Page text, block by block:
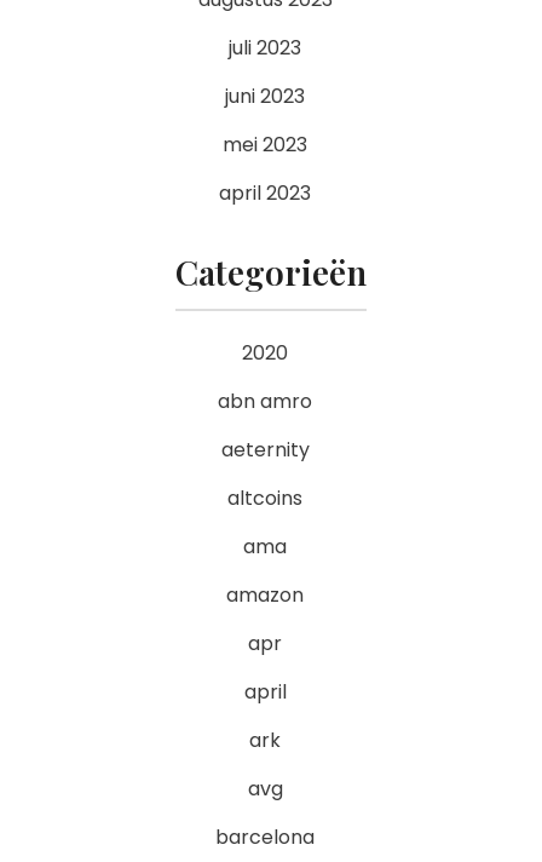
juli 2023
juni 2023
mei 2023
april 2023
Categorieën
2020
abn amro
aeternity
altcoins
ama
amazon
apr
april
ark
avg
barcelona